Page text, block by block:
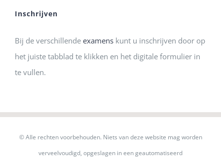
Inschrijven
Bij de verschillende examens kunt u inschrijven door op
het juiste tabblad te klikken en het digitale formulier in
te vullen.
© Alle rechten voorbehouden. Niets van deze website mag worden
verveelvoudigd, opgeslagen in een geautomatiseerd